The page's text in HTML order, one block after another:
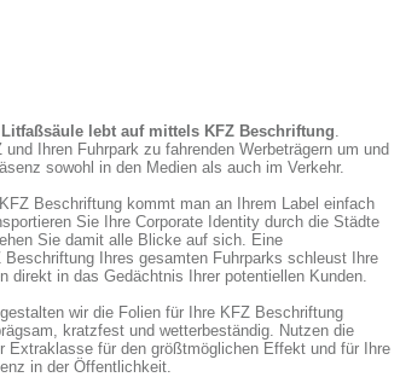
lebt auf mittels KFZ Beschriftung.
Ihren Fuhrpark zu fahrenden Werbeträgern um und
sowohl in den Medien als auch im Verkehr.
Beschriftung kommt man an Ihrem Label einfach
Sie Ihre Corporate Identity durch die Städte
Sie damit alle Blicke auf sich. Eine
Beschriftung Ihres gesamten Fuhrparks schleust Ihre
direkt in das Gedächtnis Ihrer potentiellen Kunden.
wir die Folien für Ihre KFZ Beschriftung
kratzfest und wetterbeständig. Nutzen die
Extraklasse für den größtmöglichen Effekt und für Ihre
in der Öffentlichkeit.